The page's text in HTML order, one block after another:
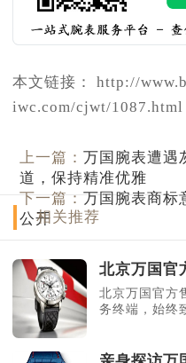
本文链接： http://
iwc.com/cjwt/1087.html
上一篇：万国腕表遭遇
道，保持精准优雅
下一篇：万国腕表商标
公开相关推荐
北京万国官
北京万国官方
务终端，始终